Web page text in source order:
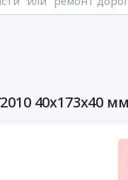
40х173х40 мм